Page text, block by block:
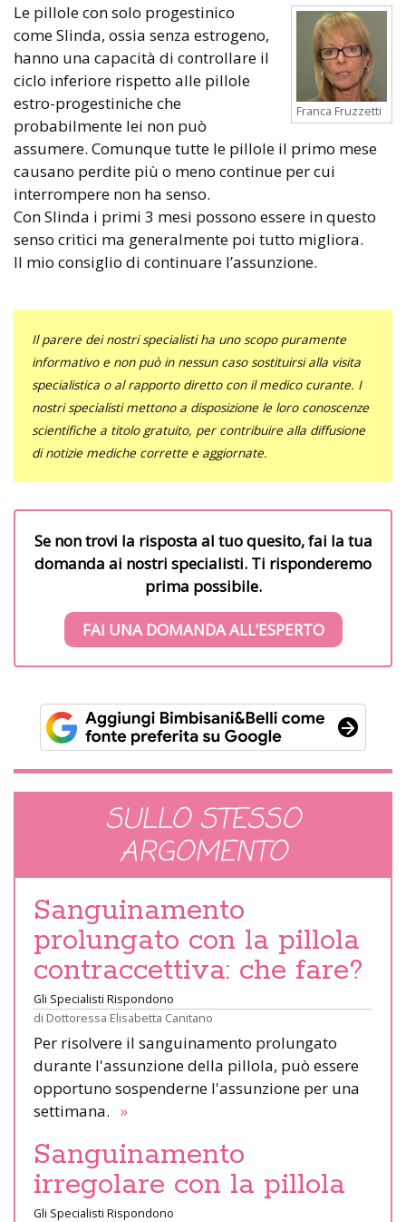
Franca Fruzzetti
Le pillole con solo progestinico
come Slinda, ossia senza estrogeno,
hanno una capacità di controllare il
ciclo inferiore rispetto alle pillole
estro-progestiniche che
probabilmente lei non può
assumere. Comunque tutte le pillole il primo mese
causano perdite più o meno continue per cui
interrompere non ha senso.
Con Slinda i primi 3 mesi possono essere in questo
senso critici ma generalmente poi tutto migliora.
Il mio consiglio di continuare l’assunzione.
Il parere dei nostri specialisti ha uno scopo puramente
informativo e non può in nessun caso sostituirsi alla visita
specialistica o al rapporto diretto con il medico curante. I
nostri specialisti mettono a disposizione le loro conoscenze
scientifiche a titolo gratuito, per contribuire alla diffusione
di notizie mediche corrette e aggiornate.
Se non trovi la risposta al tuo quesito, fai la tua
domanda ai nostri specialisti. Ti risponderemo
prima possibile.
FAI UNA DOMANDA ALL’ESPERTO
SULLO STESSO
ARGOMENTO
Sanguinamento
prolungato con la pillola
contraccettiva: che fare?
Gli Specialisti Rispondono
di Dottoressa Elisabetta Canitano
Per risolvere il sanguinamento prolungato
durante l'assunzione della pillola, può essere
opportuno sospenderne l'assunzione per una
settimana. »
Sanguinamento
irregolare con la pillola
Gli Specialisti Rispondono